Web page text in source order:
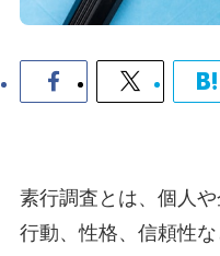
素行調査とは、個人
行動、性格、信頼性